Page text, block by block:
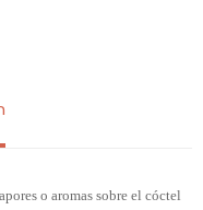
o aromas sobre el cóctel